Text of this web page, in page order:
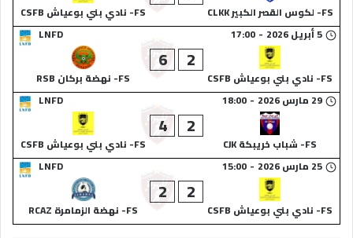
FS- لكوس القصر الكبير CLKK
FS- نادي بني بوعياش CSFB
LNFD
5 أبريل 2026 -
17:00
FS- نادي بني بوعياش CSFB
2
6
FS- نهضة بركان RSB
LNFD
29 مارس 2026 -
18:00
FS- شباب خريبكة CJK
2
4
FS- نادي بني بوعياش CSFB
LNFD
25 مارس 2026 -
15:00
FS- نادي بني بوعياش CSFB
2
2
FS- نهضة الزمامرة RCAZ